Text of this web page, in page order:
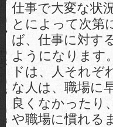
仕事で大変な状
とによって次第
ば、仕事に対す
ようになります
ドは、人それぞ
な人は、職場に
良くなかったり
や職場に慣れる